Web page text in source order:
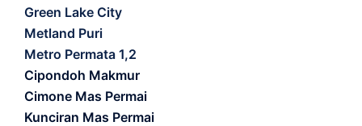
Green Lake City
Metland Puri
Metro Permata 1,2
Cipondoh Makmur
Cimone Mas Permai
Kunciran Mas Permai